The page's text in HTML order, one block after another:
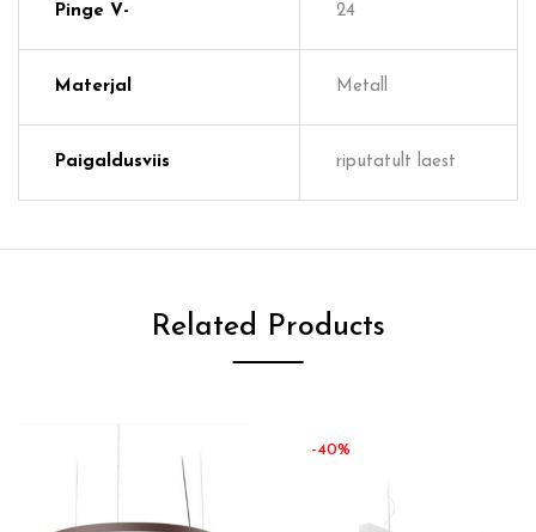
Pinge V- 24
Materjal Metall
Paigaldusviis riputatult laest
Related Products
-40%